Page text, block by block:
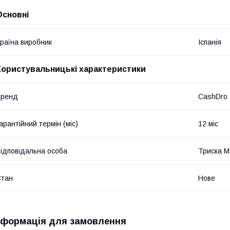
виробник Іспанія
характеристики
CashDro
термін (міс) 12 міс
особа Триска
Нове
для замовлення